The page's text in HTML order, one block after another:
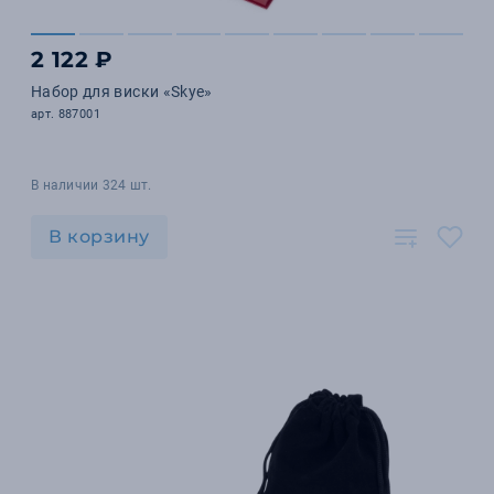
2 122 ₽
Набор для виски «Skye»
арт. 887001
В наличии 324 шт.
В корзину